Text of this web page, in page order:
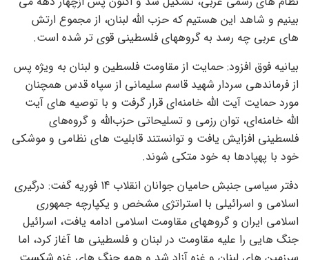
بینیم و شاهد این هستیم که حزب الله لبنان، از مجموع ارتش
های عربی چه رسد به گروههای فلسطینی قوی تر شده است.
بیانیه فوق افزود: حمایت از مقاومت فلسطین و لبنان به ویژه پس
از فرماندهی سردار شهید قاسم سلیمانی از سپاه قدس همچنان
مورد حمایت آیت الله خامنه‌ای قرار گرفت و با توصیه های آیت
الله خامنه‌ای، توان رزمی و تسلیحاتی حزب‌الله و گروه‌های
فلسطینی افزایش یافت و توانستند قابلیت های نظامی و موشکی
خود با پهپادها به خود متکی شوند.
دفتر سیاسی جنبش حامیان جوانان انقلاب 14 فوریه گفت: درگیری
اسلامی و اسرائیلی با استراتژی مشخص و یکپارچه جمهوری
اسلامی ایران و گروههای مقاومت اسلامی ادامه یافت، اسرائیل
جنگ هایی را علیه مقاومت در لبنان و فلسطینی ها آغاز کرد، اما